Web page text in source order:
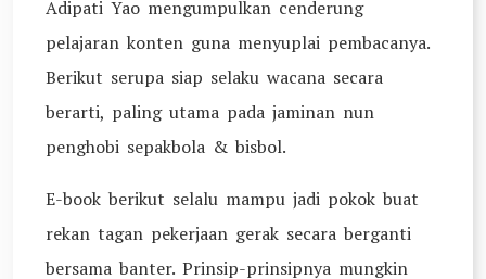
Adipati Yao mengumpulkan cenderung
pelajaran konten guna menyuplai pembacanya.
Berikut serupa siap selaku wacana secara
berarti, paling utama pada jaminan nun
penghobi sepakbola & bisbol.
E-book berikut selalu mampu jadi pokok buat
rekan tagan pekerjaan gerak secara berganti
bersama banter. Prinsip-prinsipnya mungkin